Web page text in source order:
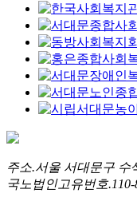
주소.서울 서대문구 수
국노 법인고유번호.